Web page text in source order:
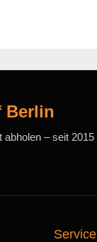
Berlin
abholen – seit 2015
Service